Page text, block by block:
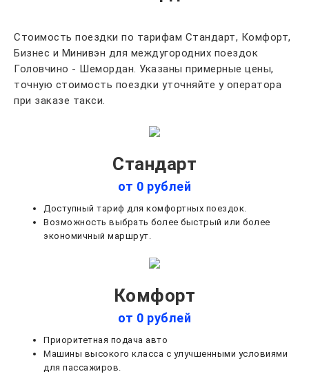
Стоимость поездки по тарифам Стандарт, Комфорт,
Бизнес и Минивэн для междугородних поездок
Головчино - Шемордан. Указаны примерные цены,
точную стоимость поездки уточняйте у оператора
при заказе такси.
Стандарт
от 0 рублей
Доступный тариф для комфортных поездок.
Возможность выбрать более быстрый или более
экономичный маршрут.
Комфорт
от 0 рублей
Приоритетная подача авто
Машины высокого класса с улучшенными условиями
для пассажиров.